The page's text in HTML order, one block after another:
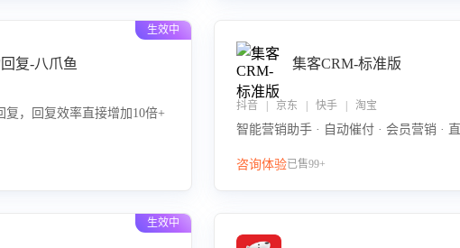
生效中
复-八爪鱼
复，回复效率直接增加10倍+
集客CRM-标准版
抖音 | 京东 | 快手 | 淘宝
智能营销助手 · 自动催付 · 会员营销 ·
咨询体验已售99+
生效中